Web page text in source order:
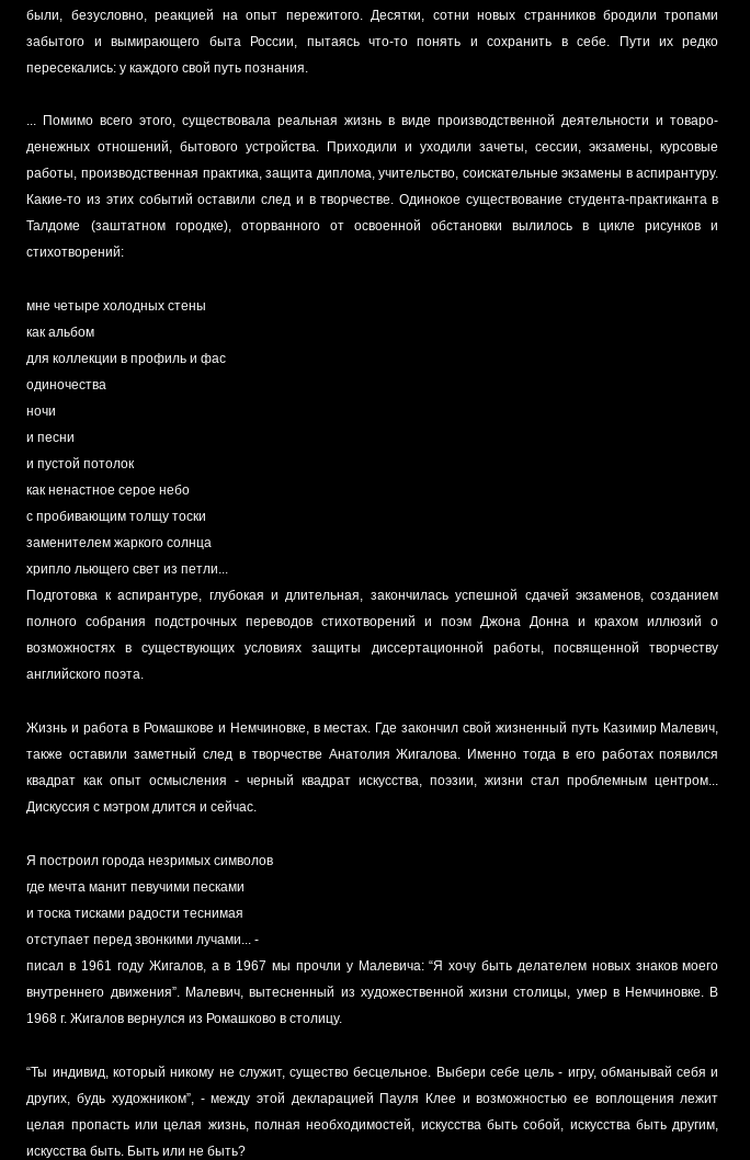
были, безусловно, реакцией на опыт пережитого. Десятки, сотни новых странников бродили тропами
забытого и вымирающего быта России, пытаясь что-то понять и сохранить в себе. Пути их редко
пересекались: у каждого свой путь познания.
... Помимо всего этого, существовала реальная жизнь в виде производственной деятельности и товаро-
денежных отношений, бытового устройства. Приходили и уходили зачеты, сессии, экзамены, курсовые
работы, производственная практика, защита диплома, учительство, соискательные экзамены в аспирантуру.
Какие-то из этих событий оставили след и в творчестве. Одинокое существование студента-практиканта в
Талдоме (заштатном городке), оторванного от освоенной обстановки вылилось в цикле рисунков и
стихотворений:
мне четыре холодных стены
как альбом
для коллекции в профиль и фас
одиночества
ночи
и песни
и пустой потолок
как ненастное серое небо
с пробивающим толщу тоски
заменителем жаркого солнца
хрипло льющего свет из петли...
Подготовка к аспирантуре, глубокая и длительная, закончилась успешной сдачей экзаменов, созданием
полного собрания подстрочных переводов стихотворений и поэм Джона Донна и крахом иллюзий о
возможностях в существующих условиях защиты диссертационной работы, посвященной творчеству
английского поэта.
Жизнь и работа в Ромашкове и Немчиновке, в местах. Где закончил свой жизненный путь Казимир Малевич,
также оставили заметный след в творчестве Анатолия Жигалова. Именно тогда в его работах появился
квадрат как опыт осмысления - черный квадрат искусства, поэзии, жизни стал проблемным центром...
Дискуссия с мэтром длится и сейчас.
Я построил города незримых символов
где мечта манит певучими песками
и тоска тисками радости теснимая
отступает перед звонкими лучами... -
писал в 1961 году Жигалов, а в 1967 мы прочли у Малевича: “Я хочу быть делателем новых знаков моего
внутреннего движения”. Малевич, вытесненный из художественной жизни столицы, умер в Немчиновке. В
1968 г. Жигалов вернулся из Ромашково в столицу.
“Ты индивид, который никому не служит, существо бесцельное. Выбери себе цель - игру, обманывай себя и
других, будь художником”, - между этой декларацией Пауля Клее и возможностью ее воплощения лежит
целая пропасть или целая жизнь, полная необходимостей, искусства быть собой, искусства быть другим,
искусства быть. Быть или не быть?